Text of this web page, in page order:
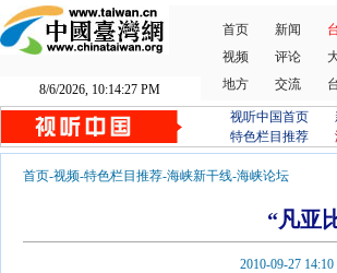
8/6/2026, 10:14:27 PM
首页 新闻
视频
评论
地方
交流
视听中国首页
特色栏目推荐
首页-视频-特色栏目推荐-海峡新干线-海峡论坛
“凡亚
2010-09-27